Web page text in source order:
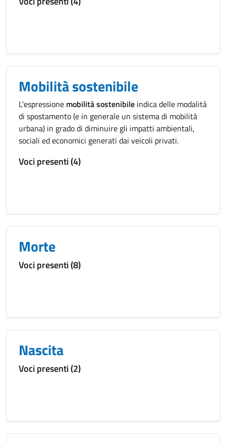
Mobilità sostenibile
L'espressione mobilità sostenibile indica delle modalità
di spostamento (e in generale un sistema di mobilità
urbana) in grado di diminuire gli impatti ambientali,
sociali ed economici generati dai veicoli privati.
Voci presenti (4)
Morte
Voci presenti (8)
Nascita
Voci presenti (2)